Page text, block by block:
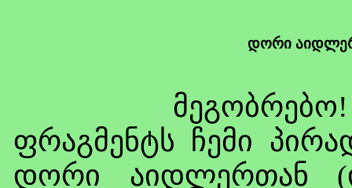
დორი
მეგობრებო!
ფრაგმენტს ჩემი
დორი აიდლერთან